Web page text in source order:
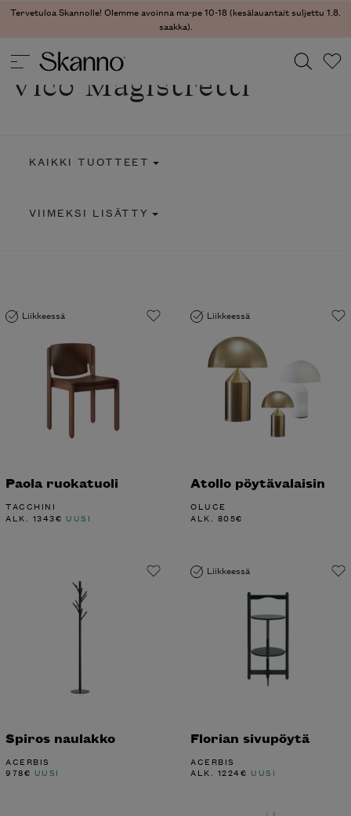
Tervetuloa Skannolle! Olemme avoinna ma-pe 10-18 (kesälauantait suljettu 1.8.
saakka).
Vico Magistretti
KAIKKI TUOTTEET
VIIMEKSI LISÄTTY
Liikkeessä
Paola ruokatuoli
TACCHINI
ALK. 1343€ UUSI
Liikkeessä
Atollo pöytävalaisin
OLUCE
ALK. 805€
Spiros naulakko
ACERBIS
978€ UUSI
Liikkeessä
Florian sivupöytä
ACERBIS
ALK. 1224€ UUSI